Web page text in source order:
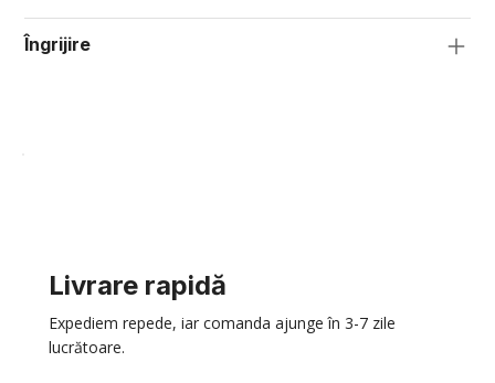
Îngrijire
Livrare rapidă
Expediem repede, iar comanda ajunge în 3-7 zile
lucrătoare.